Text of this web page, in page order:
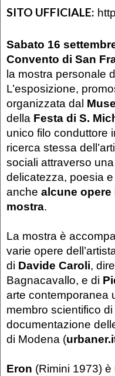
SITO UFFICIALE:
Sabato 16
Convento di San
la mostra personale
L’esposizione,
organizzata dal
della Festa di S.
unico filo conduttore
ricerca stessa
sociali attraverso
delicatezza, poesia
anche alcune opere
mostra.
La mostra è
varie opere
di Davide Caroli,
Bagnacavallo, e di
arte contemporanea
membro scientifico
documentazione
di Modena (
Eron (Rimini 1973)